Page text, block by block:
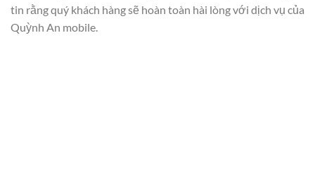
tin rằng quý khách hàng sẽ hoàn toàn hài lòng với dịch vụ của
Quỳnh An mobile.